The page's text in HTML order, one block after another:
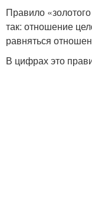
Правило
так: отношение
равняться
В цифрах это